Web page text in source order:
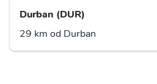
Durban (DUR)
29 km od Durban